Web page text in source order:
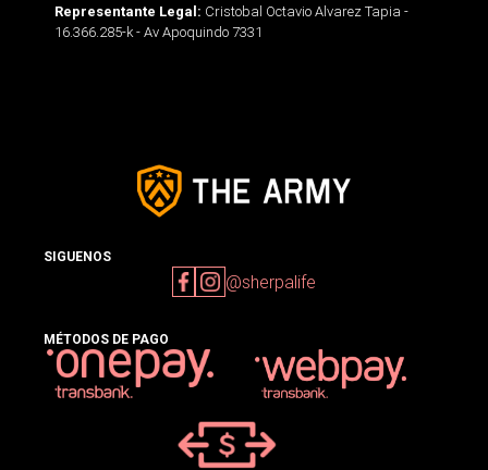
Representante Legal: Cristobal Octavio Alvarez Tapia -
16.366.285-k - Av Apoquindo 7331
SIGUENOS
@sherpalife
MÉTODOS DE PAGO